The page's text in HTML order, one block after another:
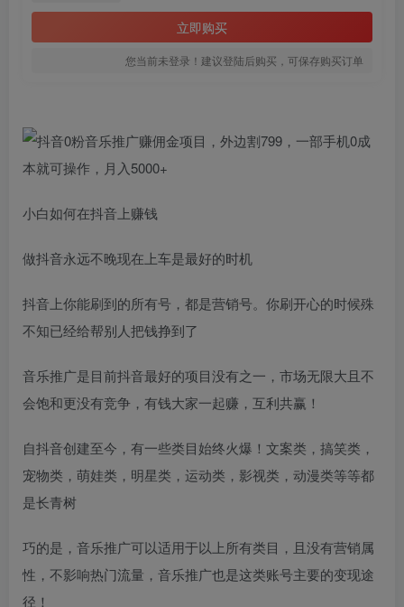
立即购买
您当前未登录！建议登陆后购买，可保存购买订单
小白如何在抖音上赚钱
做抖音永远不晚现在上车是最好的时机
抖音上你能刷到的所有号，都是营销号。你刷开心的时候殊
不知已经给帮别人把钱挣到了
音乐推广是目前抖音最好的项目没有之一，市场无限大且不
会饱和更没有竞争，有钱大家一起赚，互利共赢！
自抖音创建至今，有一些类目始终火爆！文案类，搞笑类，
宠物类，萌娃类，明星类，运动类，影视类，动漫类等等都
是长青树
巧的是，音乐推广可以适用于以上所有类目，且没有营销属
性，不影响热门流量，音乐推广也是这类账号主要的变现途
径！